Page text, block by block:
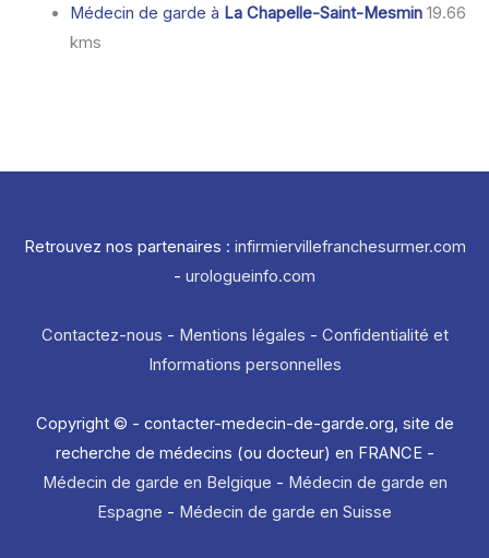
Médecin de garde à La Chapelle-Saint-Mesmin19.66
kms
Retrouvez nos partenaires : infirmiervillefranchesurmer.com
- urologueinfo.com
Contactez-nous - Mentions légales - Confidentialité et
Informations personnelles
Copyright © - contacter-medecin-de-garde.org, site de
recherche de médecins (ou docteur) en FRANCE -
Médecin de garde en Belgique - Médecin de garde en
Espagne - Médecin de garde en Suisse